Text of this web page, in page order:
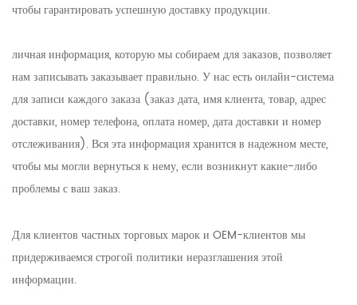
чтобы гарантировать успешную доставку продукции.
личная информация, которую мы собираем для заказов, позволяет
нам записывать заказывает правильно. У нас есть онлайн-система
для записи каждого заказа (заказ дата, имя клиента, товар, адрес
доставки, номер телефона, оплата номер, дата доставки и номер
отслеживания). Вся эта информация хранится в надежном месте,
чтобы мы могли вернуться к нему, если возникнут какие-либо
проблемы с ваш заказ.
Для клиентов частных торговых марок и OEM-клиентов мы
придерживаемся строгой политики неразглашения этой
информации.